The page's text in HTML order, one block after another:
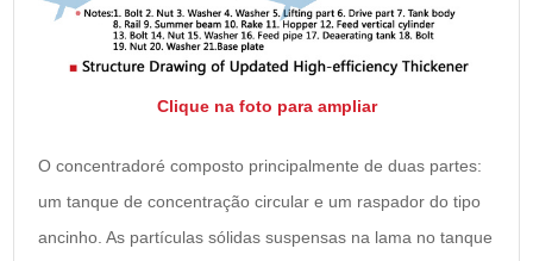
Clique na foto para ampliar
O concentradoré composto principalmente de duas partes:
um tanque de concentração circular e um raspador do tipo
ancinho. As partículas sólidas suspensas na lama no tanque